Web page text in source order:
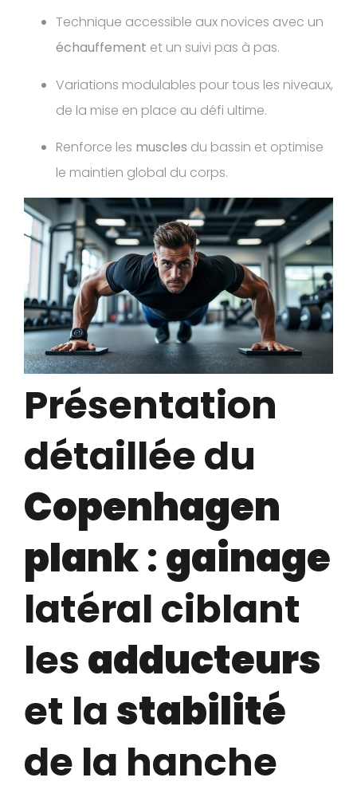
Technique accessible aux novices avec un
échauffement et un suivi pas à pas.
Variations modulables pour tous les niveaux,
de la mise en place au défi ultime.
Renforce les muscles du bassin et optimise
le maintien global du corps.
Présentation
détaillée du
Copenhagen
plank:gainage
latéral ciblant
lesadducteurs
et lastabilité
de la hanche